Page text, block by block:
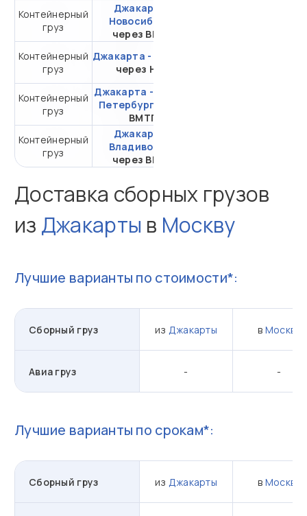
Контейнерный
груз
Джакарта -
Новосибирск
через ВМТП
Контейнерный
груз
Джакарта - Самара
через НЛЭ
Контейнерный
груз
Джакарта - Санкт-
Петербург
ВМТП
Контейнерный
груз
Джакарта -
Владивосток
через ВМТП
Доставка сборных грузов
из Джакарты в Москву
Лучшие варианты по стоимости*:
Сборный груз из Джакарты в Москву
Авиа груз - -
Лучшие варианты по срокам*:
Сборный груз из Джакарты в Москву